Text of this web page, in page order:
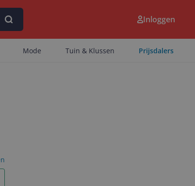
Inloggen
Mode Tuin & Klussen Prijsdalers